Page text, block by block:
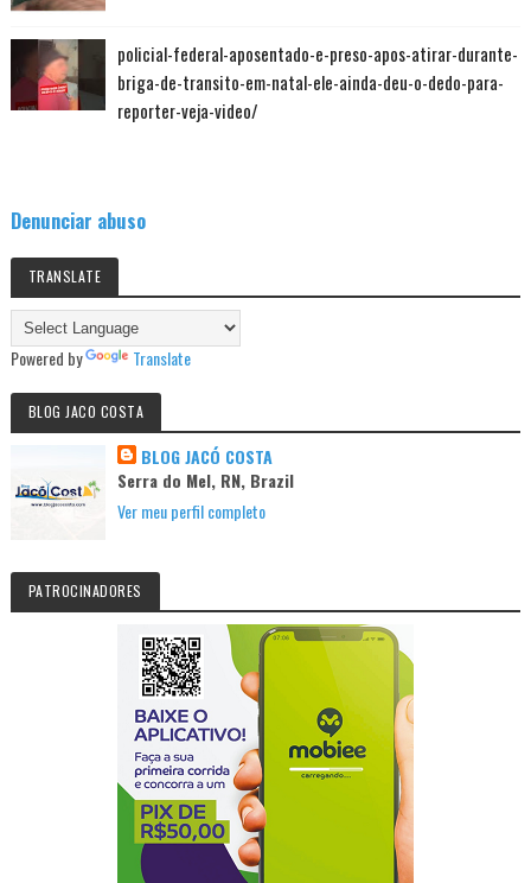
policial-federal-aposentado-e-preso-apos-atirar-durante-
briga-de-transito-em-natal-ele-ainda-deu-o-dedo-para-
reporter-veja-video/
Denunciar abuso
TRANSLATE
Powered by Translate
BLOG JACO COSTA
BLOG JACÓ COSTA
Serra do Mel, RN, Brazil
Ver meu perfil completo
PATROCINADORES